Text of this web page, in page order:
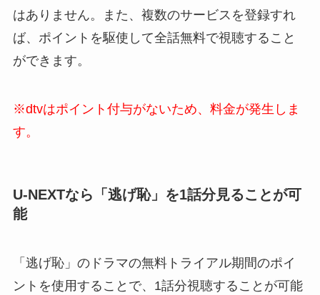
はありません。また、複数のサービスを登録すれ
ば、ポイントを駆使して全話無料で視聴すること
ができます。
※dtvはポイント付与がないため、料金が発生しま
す。
U-NEXTなら「逃げ恥」を1話分見ることが可
能
「逃げ恥」のドラマの無料トライアル期間のポイ
ントを使用することで、1話分視聴することが可能